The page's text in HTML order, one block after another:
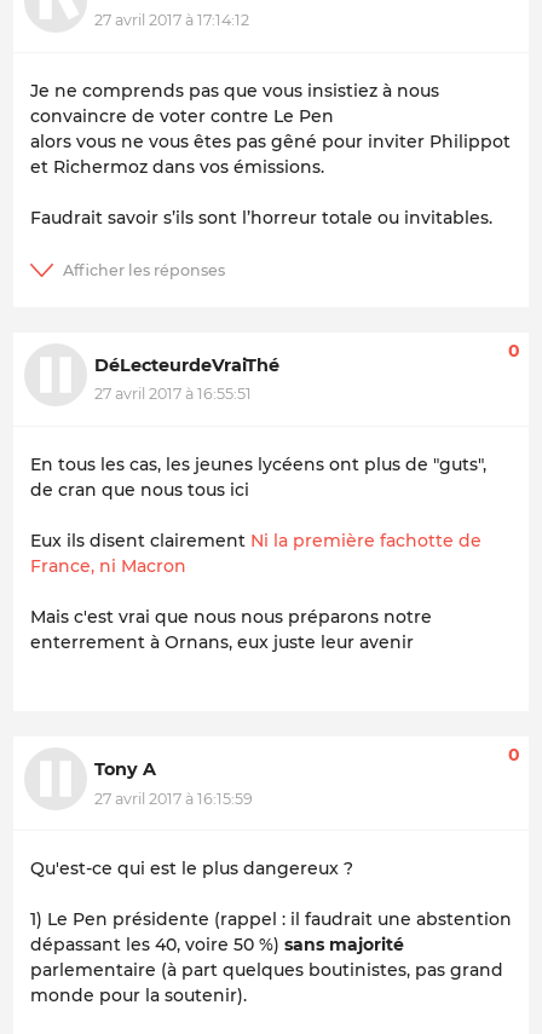
27 avril 2017 à 17:14:12
Je ne comprends pas que vous insistiez à nous
convaincre de voter contre Le Pen
alors vous ne vous êtes pas gêné pour inviter Philippot
et Richermoz dans vos émissions.
Faudrait savoir s’ils sont l’horreur totale ou invitables.
DéLecteurdeVraiThé
27 avril 2017 à 16:55:51
0
En tous les cas, les jeunes lycéens ont plus de "guts",
de cran que nous tous ici
Eux ils disent clairement Ni la première fachotte de
France, ni Macron
Mais c'est vrai que nous nous préparons notre
enterrement à Ornans, eux juste leur avenir
Tony A
27 avril 2017 à 16:15:59
0
Qu'est-ce qui est le plus dangereux ?
1) Le Pen présidente (rappel : il faudrait une abstention
dépassant les 40, voire 50 %) sans majorité
parlementaire (à part quelques boutinistes, pas grand
monde pour la soutenir).